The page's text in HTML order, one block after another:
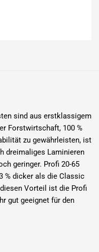
sind aus erstklassigem
Forstwirtschaft, 100 %
zu gewährleisten, ist
dreimaliges Laminieren
geringer. Profi 20-65
% dicker als die Classic
Vorteil ist die Profi
gut geeignet für den